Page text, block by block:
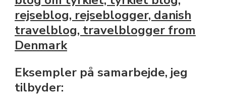
Eksempler på samarbejde, jeg
tilbyder: